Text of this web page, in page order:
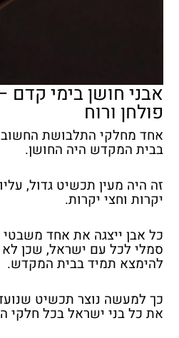
אבני חושן בימי קדם
פולחן ורוח
אחד מחלקי התלבושת
בבית המקדש היה החושן.
יקרות וחצי יקרות.
כל אבן ייצגה את אחד משבטי
סמלי לכל עם ישראל, שכן לא
להימצא תמיד בבית המקדש.
כך למעשה נוצר תכשיט
את כל בני ישראל בכל חלקי